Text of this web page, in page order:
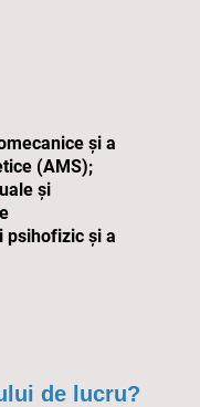
și a
(AMS);
și
psihofizic și a
de lucru?